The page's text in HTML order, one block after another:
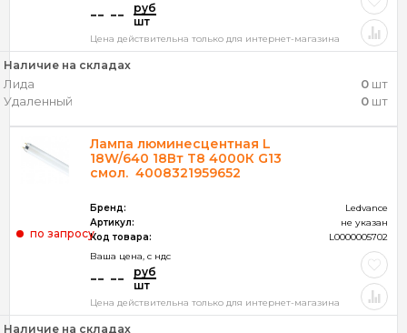
-- --
руб
шт
Цена действительна только для интернет-магазина
Наличие на складах
Лида 0 шт
Удаленный
0 шт
Лампа люминесцентная L
18W/640 18Вт T8 4000К G13
смол. 4008321959652
Бренд:
Ledvance
Артикул:
не указан
Код товара:
L0000005702
Ваша цена, c ндс
-- --
руб
шт
по запросу
Цена действительна только для интернет-магазина
Наличие на складах